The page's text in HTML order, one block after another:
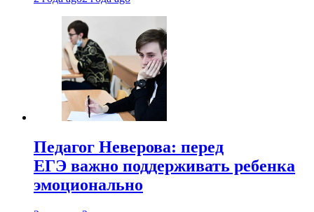
Педагог Неверова: перед
ЕГЭ важно поддерживать ребенка
эмоционально